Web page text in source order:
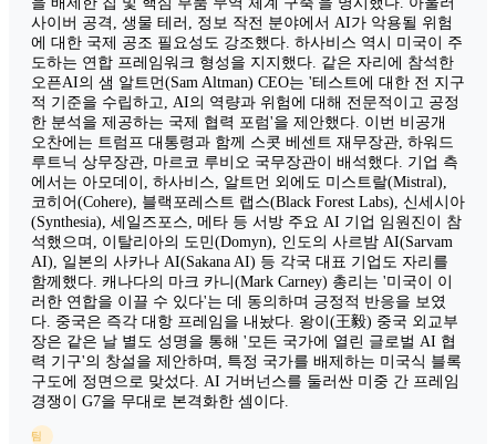
사이버 공격, 생물 테러, 정보 작전 분야에서 AI가 악용될 위험
에 대한 국제 공조 필요성도 강조했다. 하사비스 역시 미국이 주
도하는 연합 프레임워크 형성을 지지했다. 같은 자리에 참석한
오픈AI의 샘 알트먼(Sam Altman) CEO는 '테스트에 대한 전 지구
적 기준을 수립하고, AI의 역량과 위험에 대해 전문적이고 공정
한 분석을 제공하는 국제 협력 포럼'을 제안했다. 이번 비공개
오찬에는 트럼프 대통령과 함께 스콧 베센트 재무장관, 하워드
루트닉 상무장관, 마르코 루비오 국무장관이 배석했다. 기업 측
에서는 아모데이, 하사비스, 알트먼 외에도 미스트랄(Mistral),
코히어(Cohere), 블랙포레스트 랩스(Black Forest Labs), 신세시아
(Synthesia), 세일즈포스, 메타 등 서방 주요 AI 기업 임원진이 참
석했으며, 이탈리아의 도민(Domyn), 인도의 사르밤 AI(Sarvam
AI), 일본의 사카나 AI(Sakana AI) 등 각국 대표 기업도 자리를
함께했다. 캐나다의 마크 카니(Mark Carney) 총리는 '미국이 이
러한 연합을 이끌 수 있다'는 데 동의하며 긍정적 반응을 보였
다. 중국은 즉각 대항 프레임을 내놨다. 왕이(王毅) 중국 외교부
장은 같은 날 별도 성명을 통해 '모든 국가에 열린 글로벌 AI 협
력 기구'의 창설을 제안하며, 특정 국가를 배제하는 미국식 블록
구도에 정면으로 맞섰다. AI 거버넌스를 둘러싼 미중 간 프레임
경쟁이 G7을 무대로 본격화한 셈이다.
팀